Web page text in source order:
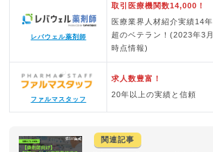
レバウェル薬剤師
取引医療機関数14,000！
医療業界人材紹介実績14年
超のベテラン！(2023年3月
時点情報)
ファルマスタッフ
求人数豊富！
20年以上の実績と信頼
関連記事